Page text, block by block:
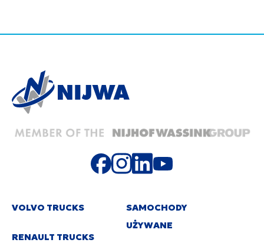
VOLVO TRUCKS
RENAULT TRUCKS
SAMOCHODY
UŻYWANE